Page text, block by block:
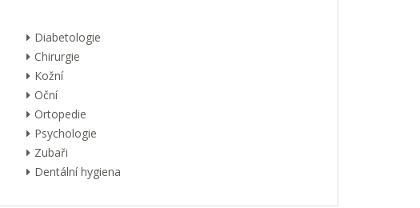
Diabetologie
Chirurgie
Kožní
Oční
Ortopedie
Psychologie
Zubaři
Dentální hygiena